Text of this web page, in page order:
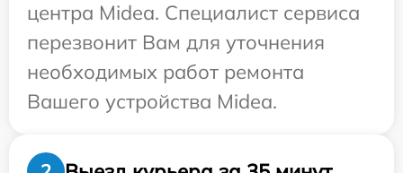
центра Midea. Специалист сервиса
перезвонит Вам для уточнения
необходимых работ ремонта
Вашего устройства Midea.